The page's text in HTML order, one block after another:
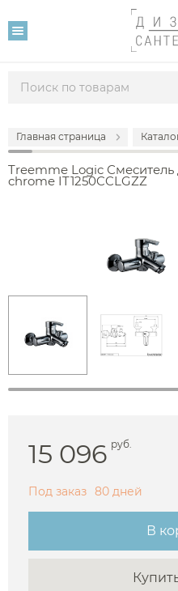
Главная страница
Treemme Logic
chrome IT1250CCLGZZ
15 096 руб.
Под заказ 80 дней
В